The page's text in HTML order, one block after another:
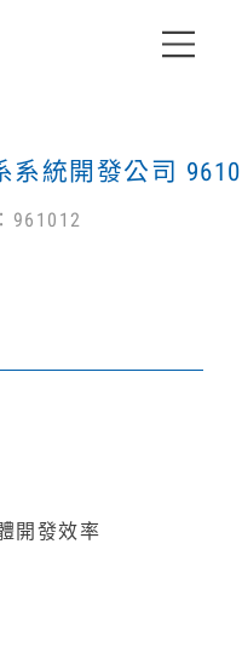
系統開發公司
961012
開發效率